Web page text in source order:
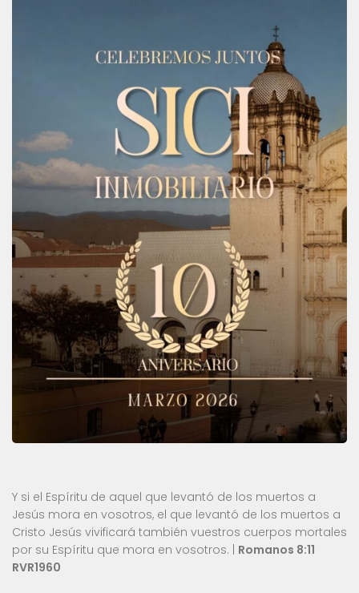
Y si el Espíritu de aquel que levantó de los muertos a
Jesús mora en vosotros, el que levantó de los muertos a
Cristo Jesús vivificará también vuestros cuerpos mortales
por su Espíritu que mora en vosotros. | Romanos 8:11
RVR1960